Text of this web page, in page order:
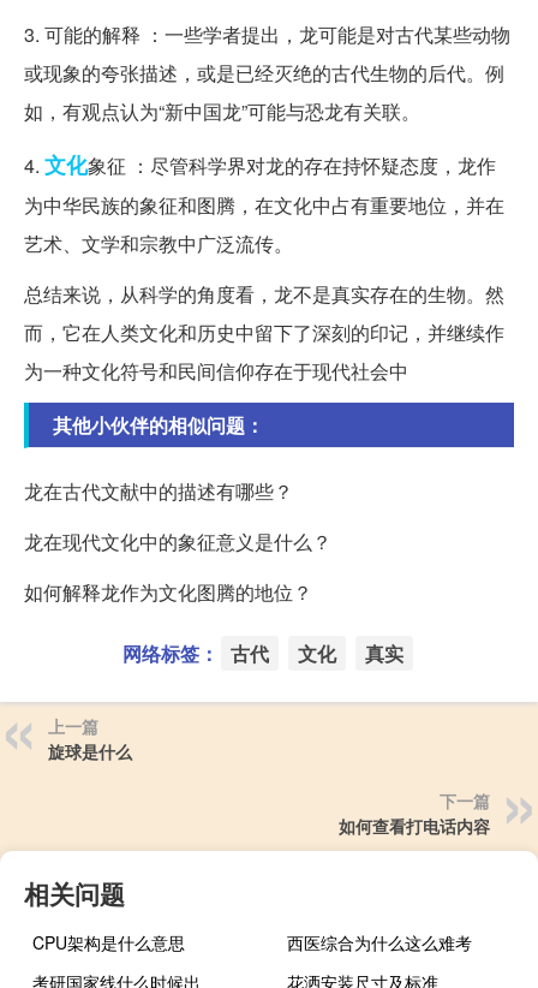
3. 可能的解释 ：一些学者提出，龙可能是对古代某些动物
或现象的夸张描述，或是已经灭绝的古代生物的后代。例
如，有观点认为“新中国龙”可能与恐龙有关联。
4. 文化象征 ：尽管科学界对龙的存在持怀疑态度，龙作
为中华民族的象征和图腾，在文化中占有重要地位，并在
艺术、文学和宗教中广泛流传。
总结来说，从科学的角度看，龙不是真实存在的生物。然
而，它在人类文化和历史中留下了深刻的印记，并继续作
为一种文化符号和民间信仰存在于现代社会中
其他小伙伴的相似问题：
龙在古代文献中的描述有哪些？
龙在现代文化中的象征意义是什么？
如何解释龙作为文化图腾的地位？
网络标签： 古代 文化 真实
上一篇
旋球是什么
下一篇
如何查看打电话内容
相关问题
CPU架构是什么意思
西医综合为什么这么难考
考研国家线什么时候出
花洒安装尺寸及标准